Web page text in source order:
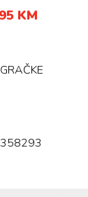
KM